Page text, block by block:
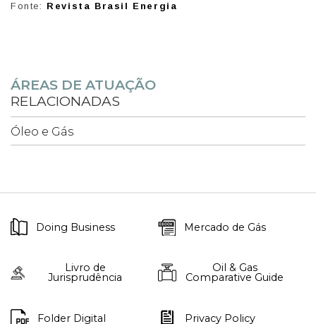
Fonte: Revista Brasil Energia
ÁREAS DE ATUAÇÃO
RELACIONADAS
Óleo e Gás
Doing Business Mercado de Gás
Livro de
Jurisprudência
Oil & Gas
Comparative Guide
Folder Digital Privacy Policy